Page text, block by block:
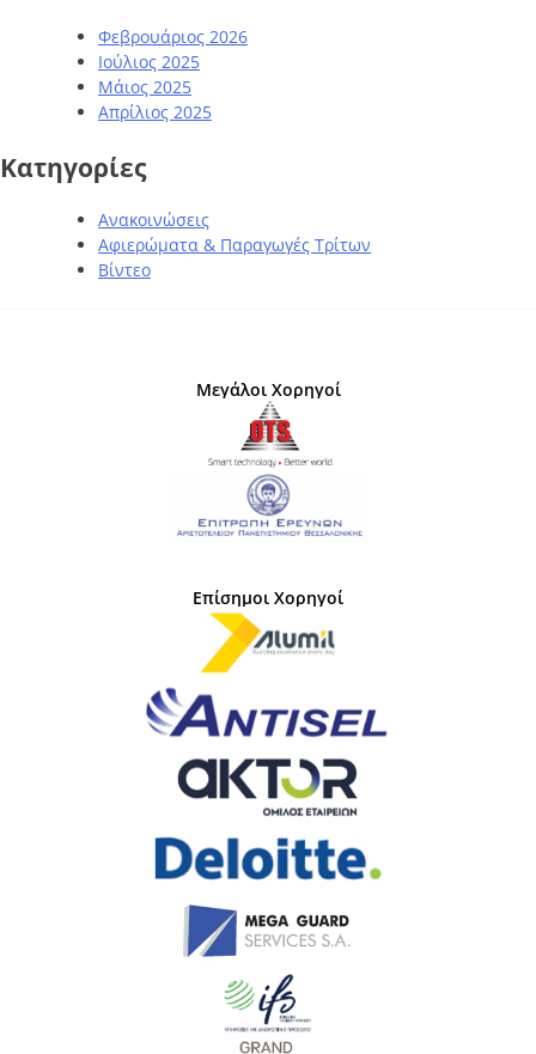
Φεβρουάριος 2026
Ιούλιος 2025
Μάιος 2025
Απρίλιος 2025
Kατηγορίες
Ανακοινώσεις
Αφιερώματα & Παραγωγές Τρίτων
Βίντεο
Μεγάλοι Χορηγοί
Επίσημοι Χορηγοί